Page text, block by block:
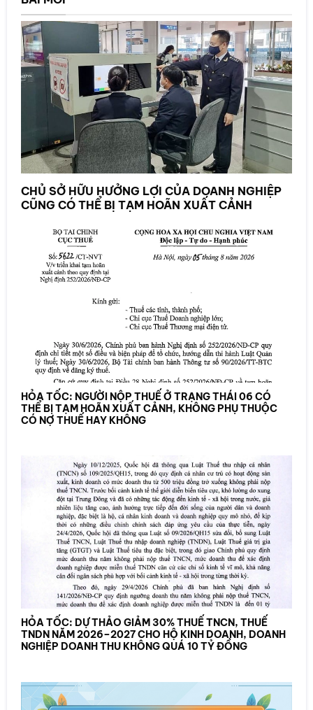
CHỦ SỞ HỮU HƯỞNG LỢI CỦA DOANH NGHIỆP
CŨNG CÓ THỂ BỊ TẠM HOÃN XUẤT CẢNH
HỎA TỐC: NGƯỜI NỘP THUẾ Ở TRẠNG THÁI 06 CÓ
THỂ BỊ TẠM HOÃN XUẤT CẢNH, KHÔNG PHỤ THUỘC
CÓ NỢ THUẾ HAY KHÔNG
HỎA TỐC: DỰ THẢO GIẢM 30% THUẾ TNCN, THUẾ
TNDN NĂM 2026–2027 CHO HỘ KINH DOANH, DOANH
NGHIỆP DOANH THU KHÔNG QUÁ 10 TỶ ĐỒNG